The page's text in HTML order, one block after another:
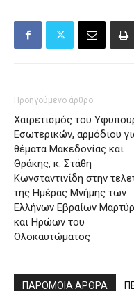
Προηγούμενο άρθρο
Χαιρετισμός του
Εσωτερικών, αρμόδιου
θέματα Μακεδονίας και
Θράκης, κ. Στάθη
Κωνσταντινίδη στην
της Ημέρας Μνήμης των
Ελλήνων Εβραίων
και Ηρώων του
Ολοκαυτώματος
ΠΑΡΟΜΟΙΑ ΑΡΘΡΑ